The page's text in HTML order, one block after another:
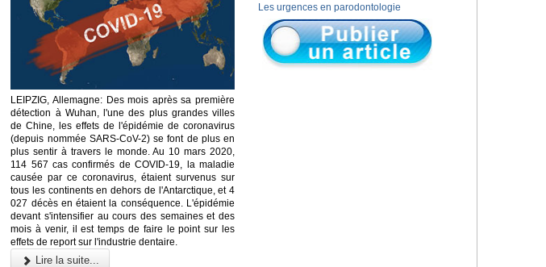
LEIPZIG, Allemagne: Des mois après sa première
détection à Wuhan, l'une des plus grandes villes
de Chine, les effets de l'épidémie de coronavirus
(depuis nommée SARS-CoV-2) se font de plus en
plus sentir à travers le monde. Au 10 mars 2020,
114 567 cas confirmés de COVID-19, la maladie
causée par ce coronavirus, étaient survenus sur
tous les continents en dehors de l'Antarctique, et 4
027 décès en étaient la conséquence. L'épidémie
devant s'intensifier au cours des semaines et des
mois à venir, il est temps de faire le point sur les
effets de report sur l'industrie dentaire.
Lire la suite...
Les urgences en parodontologie